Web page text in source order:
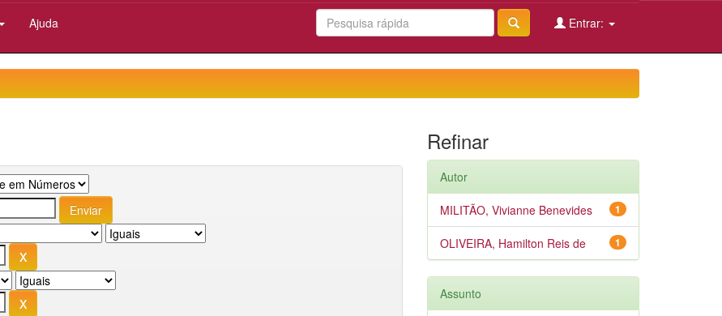
Ajuda Entrar:
Refinar
Autor
1
MILITÃO, Vivianne Benevides
1
OLIVEIRA, Hamilton Reis de
Assunto